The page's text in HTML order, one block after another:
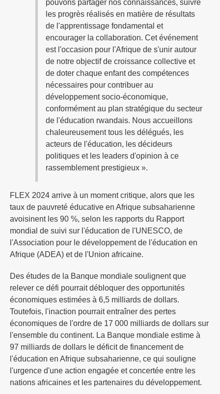
pouvons partager nos connaissances, suivre
les progrès réalisés en matière de résultats
de l'apprentissage fondamental et
encourager la collaboration. Cet événement
est l'occasion pour l'Afrique de s'unir autour
de notre objectif de croissance collective et
de doter chaque enfant des compétences
nécessaires pour contribuer au
développement socio-économique,
conformément au plan stratégique du secteur
de l'éducation rwandais. Nous accueillons
chaleureusement tous les délégués, les
acteurs de l'éducation, les décideurs
politiques et les leaders d'opinion à ce
rassemblement prestigieux ».
FLEX 2024 arrive à un moment critique, alors que les
taux de pauvreté éducative en Afrique subsaharienne
avoisinent les 90 %, selon les rapports du Rapport
mondial de suivi sur l'éducation de l'UNESCO, de
l'Association pour le développement de l'éducation en
Afrique (ADEA) et de l'Union africaine.
Des études de la Banque mondiale soulignent que
relever ce défi pourrait débloquer des opportunités
économiques estimées à 6,5 milliards de dollars.
Toutefois, l'inaction pourrait entraîner des pertes
économiques de l'ordre de 17 000 milliards de dollars sur
l'ensemble du continent. La Banque mondiale estime à
97 milliards de dollars le déficit de financement de
l'éducation en Afrique subsaharienne, ce qui souligne
l'urgence d'une action engagée et concertée entre les
nations africaines et les partenaires du développement.